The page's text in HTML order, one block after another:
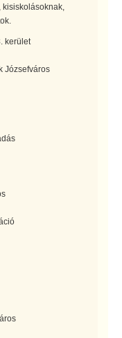
kisiskolásoknak,
kerület
Józsefváros